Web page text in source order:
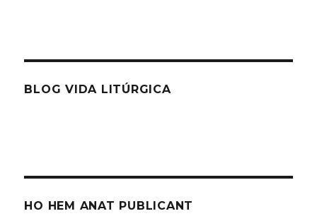
BLOG VIDA LITÚRGICA
HO HEM ANAT PUBLICANT